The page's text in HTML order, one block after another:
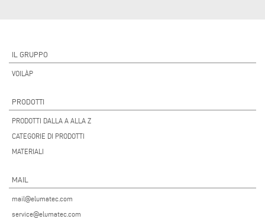
IL GRUPPO
VOILÀP
PRODOTTI
PRODOTTI DALLA A ALLA Z
CATEGORIE DI PRODOTTI
MATERIALI
MAIL
mail@elumatec.com
service@elumatec.com